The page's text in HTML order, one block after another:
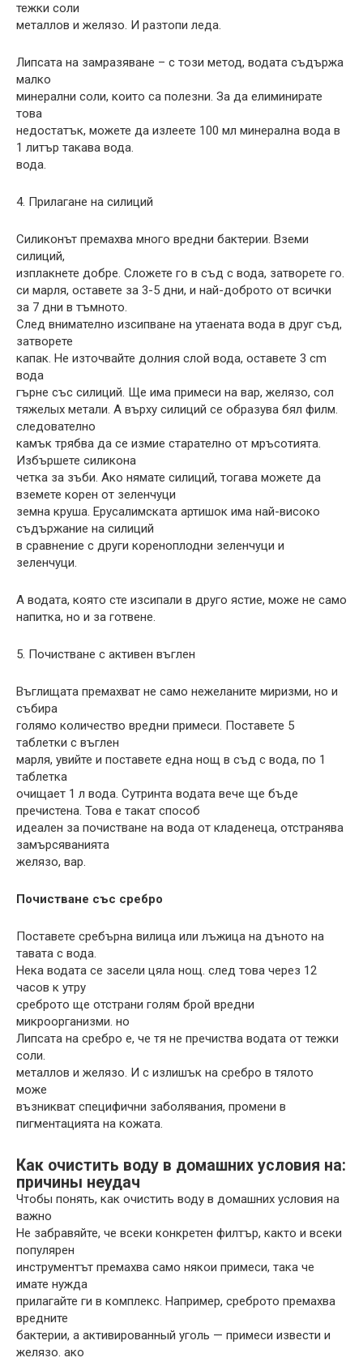
тежки соли
металлов и желязо. И разтопи леда.
Липсата на замразяване – с този метод, водата съдържа
малко
минерални соли, които са полезни. За да елиминирате
това
недостатък, можете да излеете 100 мл минерална вода в
1 литър такава вода.
вода.
4. Прилагане на силиций
Силиконът премахва много вредни бактерии. Вземи
силиций,
изплакнете добре. Сложете го в съд с вода, затворете го.
си марля, оставете за 3-5 дни, и най-доброто от всички
за 7 дни в тъмното.
След внимателно изсипване на утаената вода в друг съд,
затворете
капак. Не източвайте долния слой вода, оставете 3 cm
вода
гърне със силиций. Ще има примеси на вар, желязо, сол
тяжелых метали. А върху силиций се образува бял филм.
следователно
камък трябва да се измие старателно от мръсотията.
Избършете силикона
четка за зъби. Ако нямате силиций, тогава можете да
вземете корен от зеленчуци
земна круша. Ерусалимската артишок има най-високо
съдържание на силиций
в сравнение с други кореноплодни зеленчуци и
зеленчуци.
А водата, която сте изсипали в друго ястие, може не само
напитка, но и за готвене.
5. Почистване с активен въглен
Въглищата премахват не само нежеланите миризми, но и
събира
голямо количество вредни примеси. Поставете 5
таблетки с въглен
марля, увийте и поставете една нощ в съд с вода, по 1
таблетка
очищает 1 л вода. Сутринта водата вече ще бъде
пречистена. Това е такат способ
идеален за почистване на вода от кладенеца, отстранява
замърсяванията
желязо, вар.
Почистване със сребро
Поставете сребърна вилица или лъжица на дъното на
тавата с вода.
Нека водата се засели цяла нощ. след това через 12
часов к утру
среброто ще отстрани голям брой вредни
микроорганизми. но
Липсата на сребро е, че тя не пречиства водата от тежки
соли.
металлов и желязо. И с излишък на сребро в тялото
може
възникват специфични заболявания, промени в
пигментацията на кожата.
Как очистить воду в домашних условия на:
причины неудач
Чтобы понять, как очистить воду в домашних условия на
важно
Не забравяйте, че всеки конкретен филтър, както и всеки
популярен
инструментът премахва само някои примеси, така че
имате нужда
прилагайте ги в комплекс. Например, среброто премахва
вредните
бактерии, а активированный уголь — примеси извести и
желязо. ако